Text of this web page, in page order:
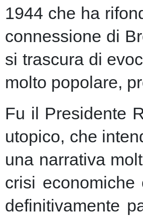
1944 che ha
connessione di
si trascura di
molto popolare,
Fu il Presidente
utopico, che
una narrativa
crisi
definitivamente